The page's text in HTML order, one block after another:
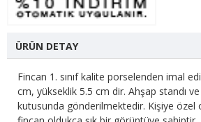
ÜRÜN DETAY
Fincan 1. sınıf kalite porselenden imal
cm, yükseklik 5.5 cm dir. Ahşap standı ve
kutusunda gönderilmektedir. Kişiye özel